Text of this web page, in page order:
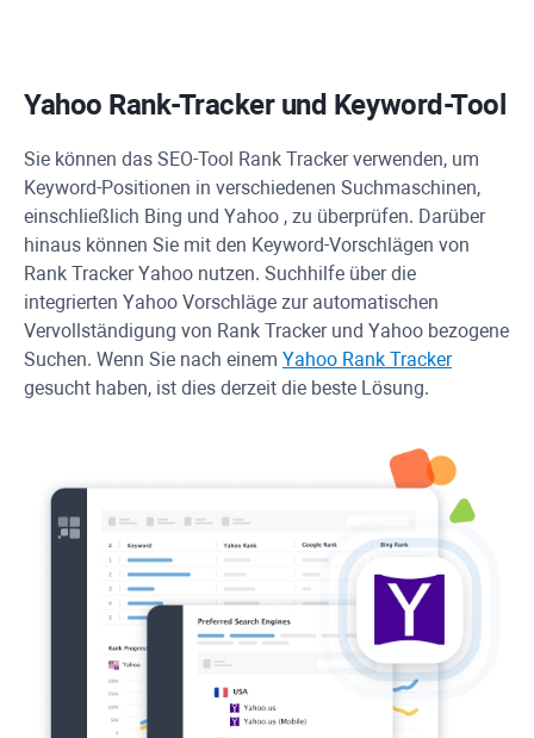
Yahoo Rank-Tracker und Keyword-Tool
Sie können das SEO-Tool Rank Trackerverwenden, um
Keyword-Positionen in verschiedenen Suchmaschinen,
einschließlich Bing und Yahoo , zu überprüfen. Darüber
hinaus können Sie mit den Keyword-Vorschlägen von
Rank Tracker Yahoo nutzen. Suchhilfe über die
integrierten Yahoo Vorschläge zur automatischen
Vervollständigung von Rank Trackerund Yahoo bezogene
Suchen. Wenn Sie nach einem Yahoo Rank Tracker
gesucht haben, ist dies derzeit die beste Lösung.